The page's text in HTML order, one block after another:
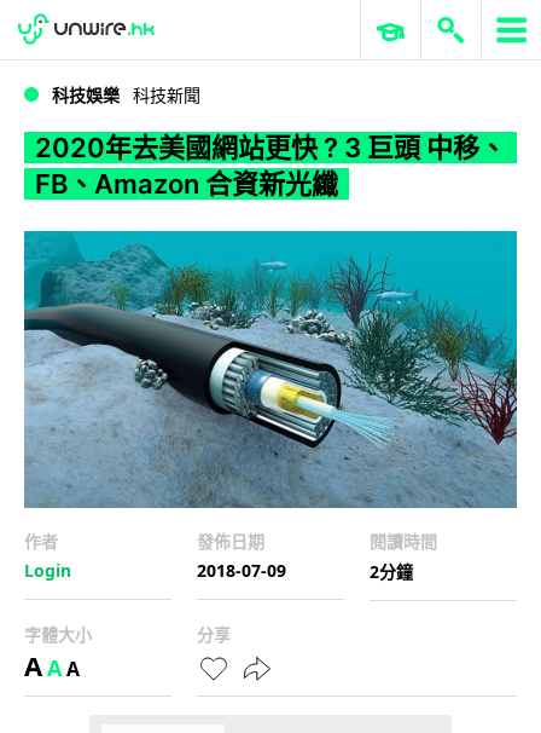
WWDC 2026 ERP 與商業 AI
科技娛樂 科技新聞
2020年去美國網站更快 ? 3 巨頭 中移、
FB、Amazon 合資新光纖
作者
Login
發佈日期
2018-07-09
閱讀時間
2分鐘
字體大小
AAA
分享